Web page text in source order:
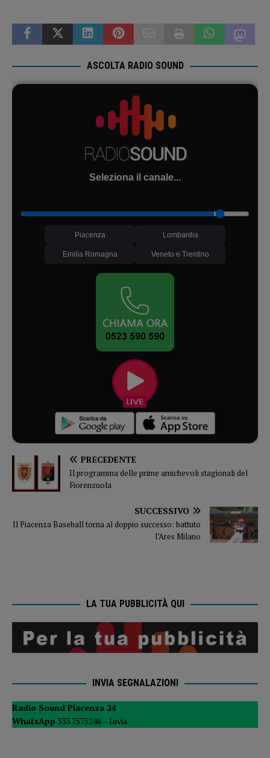
ASCOLTA RADIO SOUND
Seleziona il canale...
Piacenza Lombardia
Emilia Romagna Veneto e Trentino
PRECEDENTE
Il programma delle prime amichevoli stagionali del
Fiorenzuola
SUCCESSIVO
Il Piacenza Baseball torna al doppio successo: battuto
l’Ares Milano
LA TUA PUBBLICITÀ QUI
INVIA SEGNALAZIONI
Radio Sound Piacenza 24
WhatsApp 333 7575246 – Invia